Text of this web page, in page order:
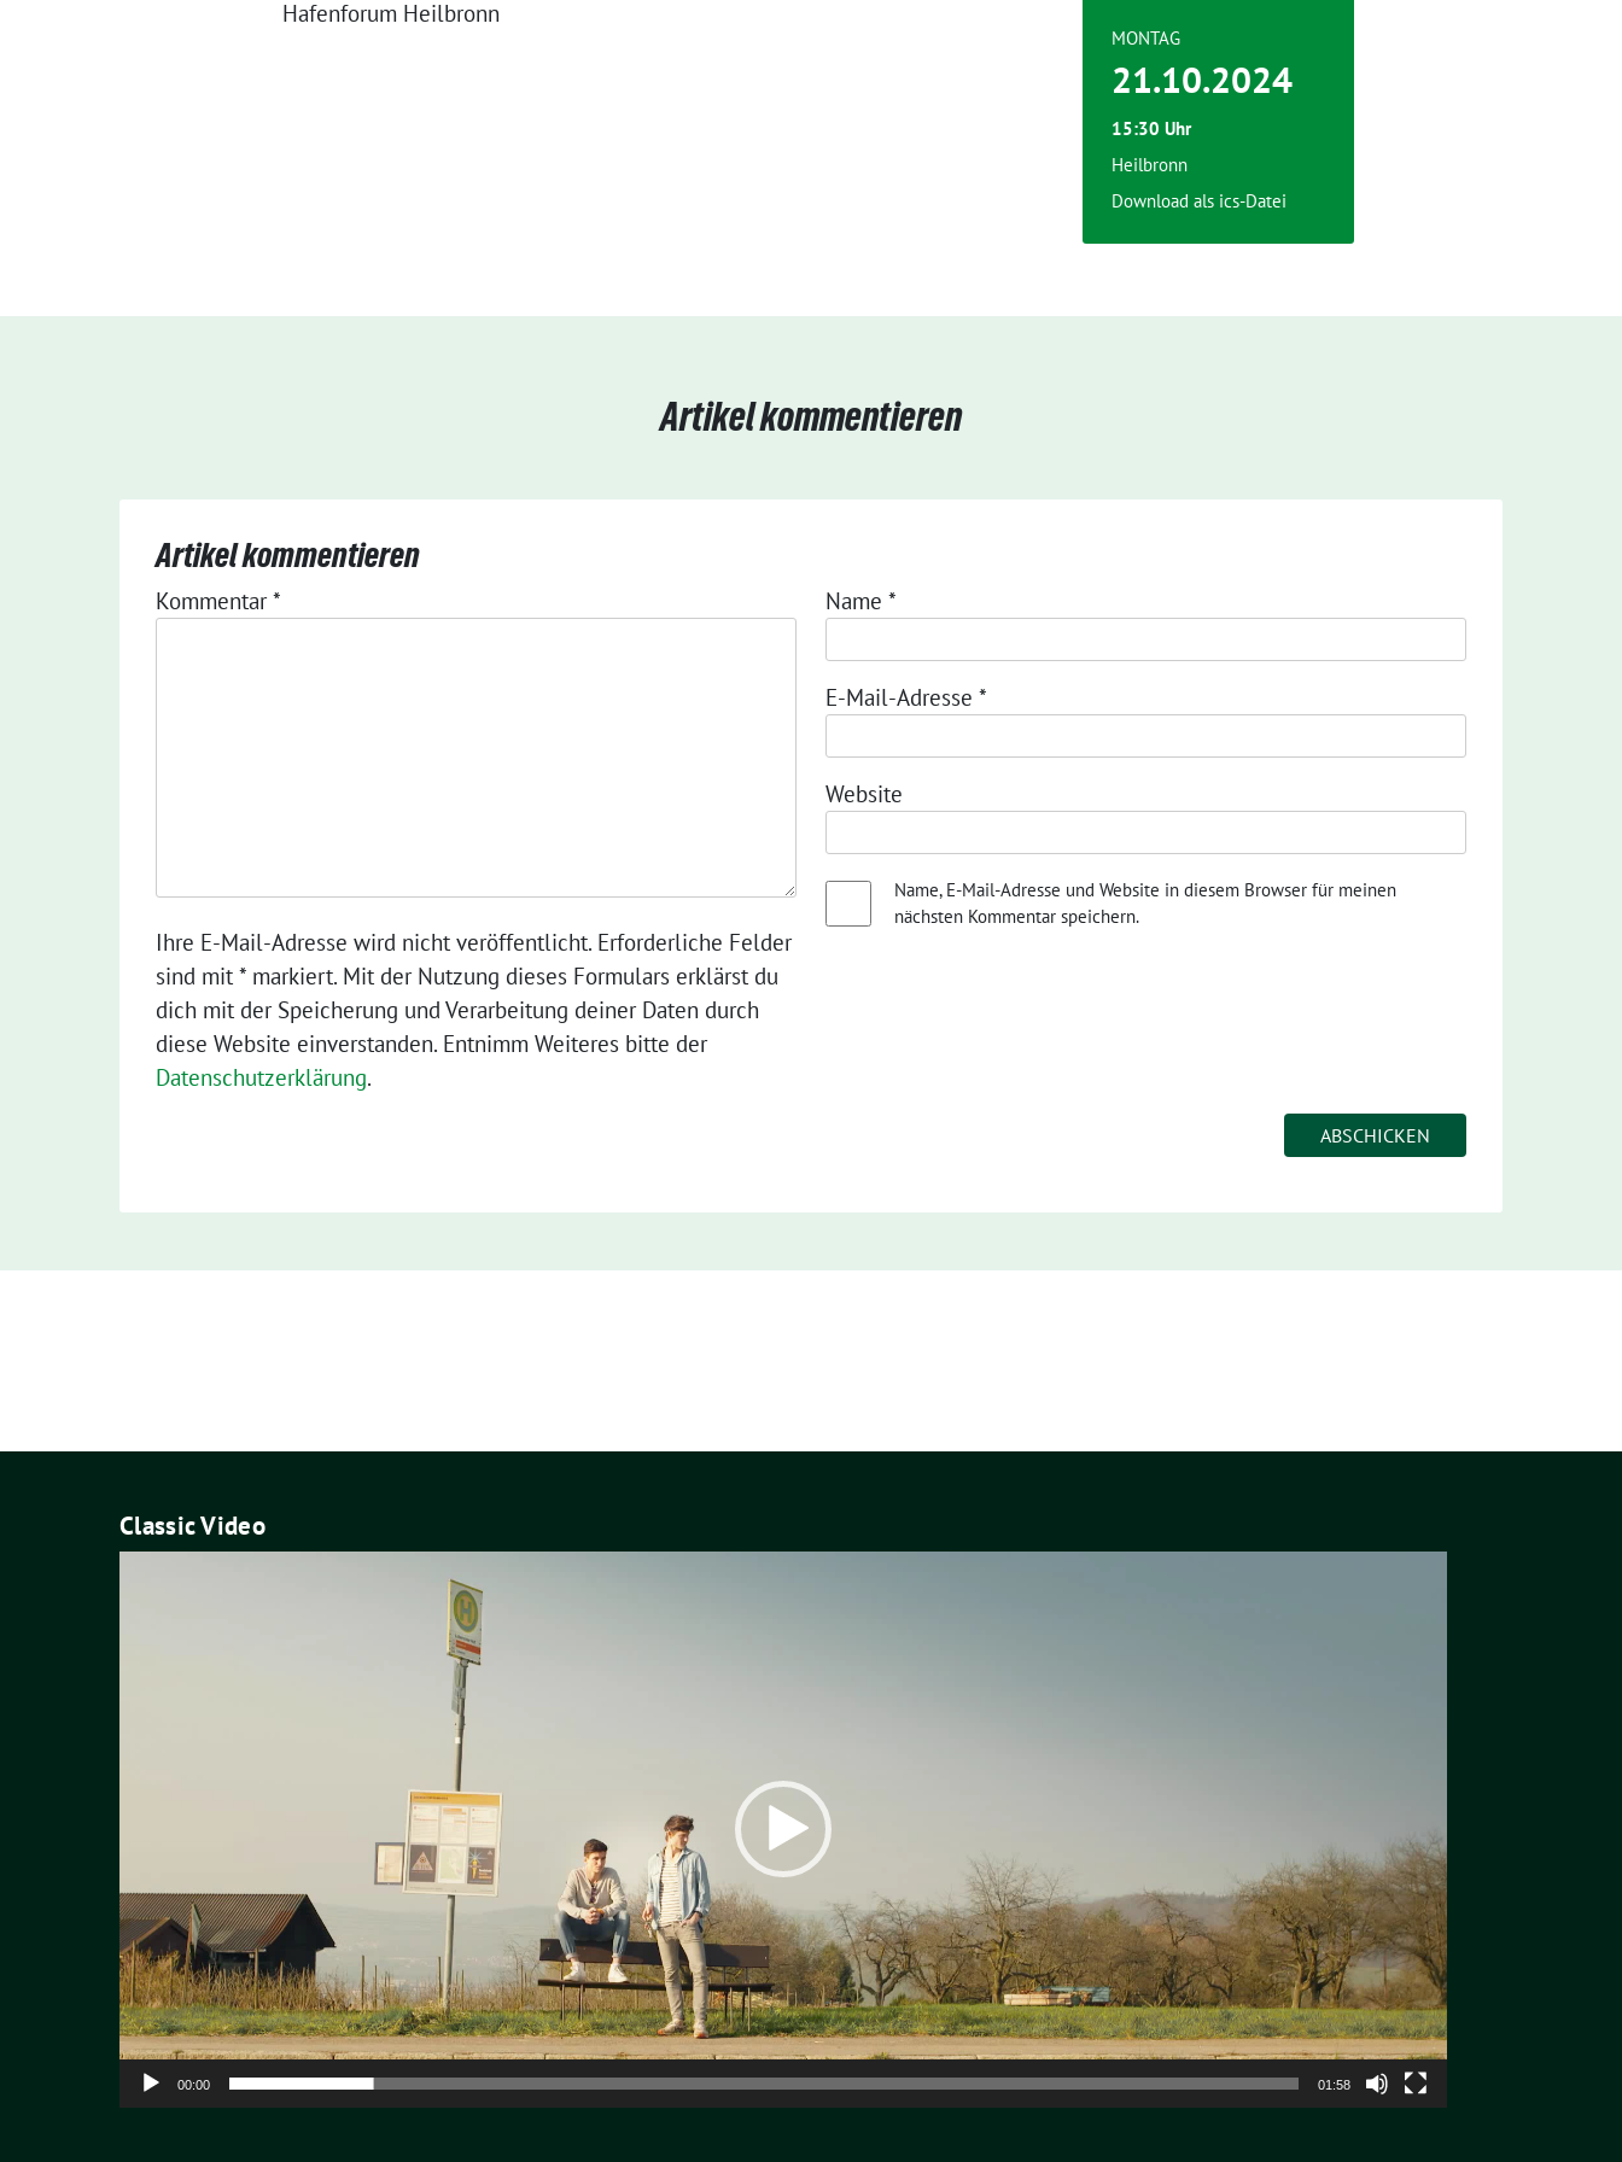
Hafenforum Heilbronn
MONTAG
21.10.2024
15:30 Uhr
Heilbronn
Download als ics-Datei
Artikel kommentieren
Artikel kommentieren
Kommentar*
Ihre E-Mail-Adresse wird nicht veröffentlicht. Erforderliche Felder
sind mit * markiert. Mit der Nutzung dieses Formulars erklärst du
dich mit der Speicherung und Verarbeitung deiner Daten durch
diese Website einverstanden. Entnimm Weiteres bitte der
Datenschutzerklärung.
Name *
E-Mail-Adresse *
Website
Name, E-Mail-Adresse und Website in diesem Browser für meinen
nächsten Kommentar speichern.
Classic Video
00:00 01:58